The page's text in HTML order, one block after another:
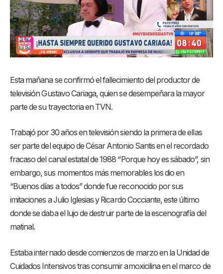
Esta mañana se confirmó el fallecimiento del productor de
televisión Gustavo Cariaga, quien se desempeñara la mayor
parte de su trayectoria en TVN.
Trabajó por 30 años en televisión siendo la primera de ellas
ser parte del equipo de César Antonio Santis en el recordado
fracaso del canal estatal de 1988 “Porque hoy es sábado”, sin
embargo, sus momentos más memorables los dio en
“Buenos días a todos” donde fue reconocido por sus
imitaciones a Julio Iglesias y Ricardo Cocciante, este último
donde se daba el lujo de destruir parte de la escenografía del
matinal.
Estaba internado desde comienzos de marzo en la Unidad de
Cuidados Intensivos tras consumir amoxicilina en el marco de